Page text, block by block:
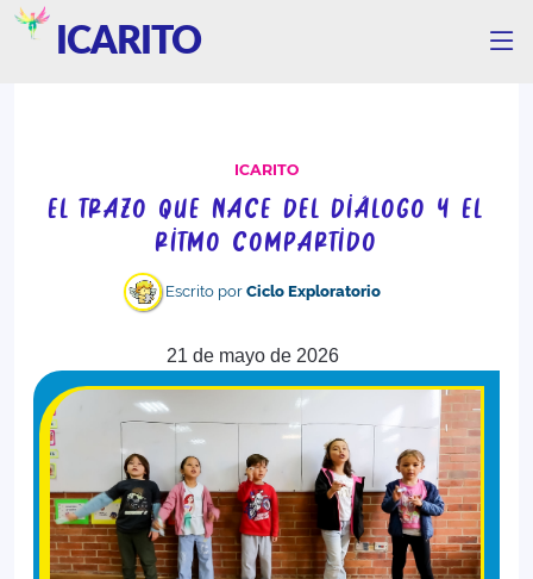
ICARITO
ICARITO
EL TRAZO QUE NACE DEL DIÁLOGO Y EL
RITMO COMPARTIDO
Escrito por Ciclo Exploratorio
21 de mayo de 2026